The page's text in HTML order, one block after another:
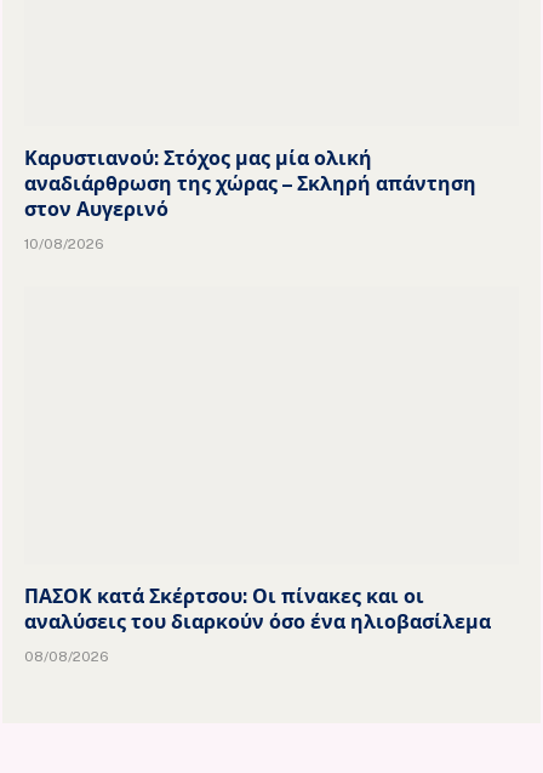
Καρυστιανού: Στόχος μας μία ολική
αναδιάρθρωση της χώρας – Σκληρή απάντηση
στον Αυγερινό
10/08/2026
ΠΑΣΟΚ κατά Σκέρτσου: Οι πίνακες και οι
αναλύσεις του διαρκούν όσο ένα ηλιοβασίλεμα
08/08/2026